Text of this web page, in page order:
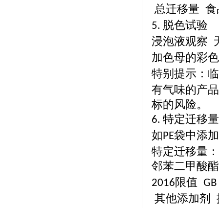
总迁移量 食
5. 脱色试验
浸泡液观察
加色母的彩色
特别提示：
有气味的产
标的风险。
6. 特定迁移
如PE袋中添
特定迁移量：
邻苯二甲酸
2016限值
其他添加剂